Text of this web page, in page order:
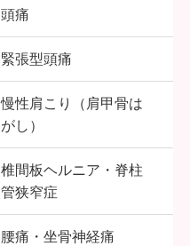
頭痛
緊張型頭痛
慢性肩こり（肩甲骨は
がし）
椎間板ヘルニア・脊柱
管狭窄症
腰痛・坐骨神経痛